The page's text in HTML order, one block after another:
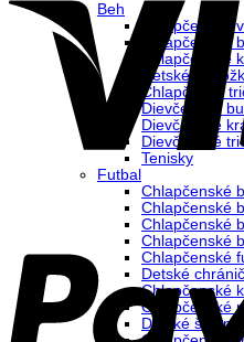
Beh
Chlapčenské
Chlapčenské
Chlapčenské
Detské
Chlapčenké
Dievčenské
Dievčenské
Dievčenské
Tenisky
Futbal
Chlapčenské
Chlapčenské
Chlapčenské
Chlapčenské
Chlapčenské
Detské
Chlapčenské
Chlapčenské
Detské štucne